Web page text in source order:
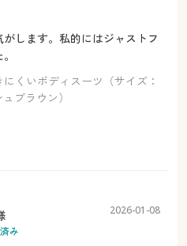
します。私的にはジャストフ
くいボディスーツ（サイズ：
ブラウン）
み
2026-01-08